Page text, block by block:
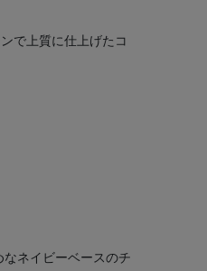
で上質に仕上げたコ
ネイビーベースのチ